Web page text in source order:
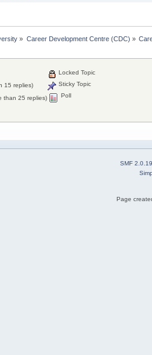
» Career Development Centre (CDC) »
15 replies)
than 25 replies)
Locked Topic
Sticky Topic
Poll
SMF 2.0.19
Page